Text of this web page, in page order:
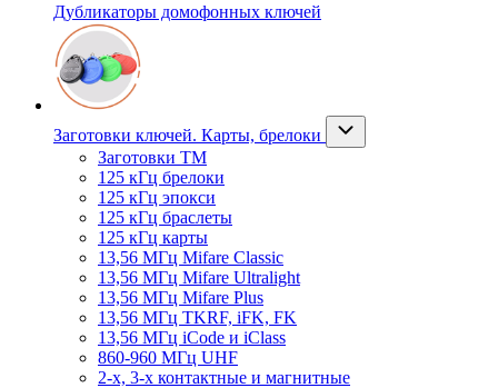
Дубликаторы домофонных ключей
Заготовки ключей. Карты, брелоки
Заготовки ТМ
125 кГц брелоки
125 кГц эпокси
125 кГц браслеты
125 кГц карты
13,56 МГц Mifare Classic
13,56 МГц Mifare Ultralight
13,56 МГц Mifare Plus
13,56 МГц TKRF, iFK, FK
13,56 МГц iCode и iClass
860-960 МГц UHF
2-х, 3-х контактные и магнитные